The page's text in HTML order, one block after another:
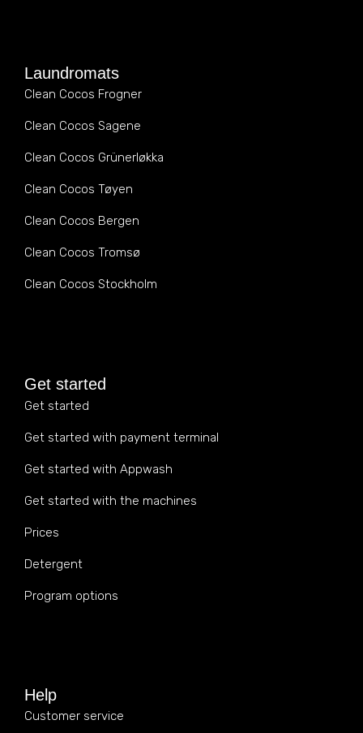
Laundromats
Clean Cocos Frogner
Clean Cocos Sagene
Clean Cocos Grünerløkka
Clean Cocos Tøyen
Clean Cocos Bergen
Clean Cocos Tromsø
Clean Cocos Stockholm
Get started
Get started
Get started with payment terminal
Get started with Appwash
Get started with the machines
Prices
Detergent
Program options
Help
Customer service